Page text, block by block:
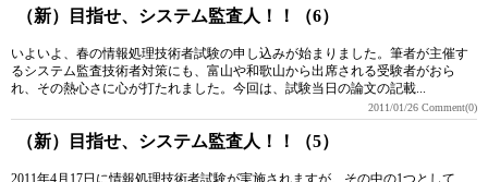
（新）目指せ、システム監査人！！（6）
いよいよ、春の情報処理技術者試験の申し込みが始まりました。筆者が主催す
るシステム監査技術者対策にも、富山や和歌山から出席される受験者がおら
れ、その熱心さに心が打たれました。今回は、試験当日の論文の記載...
2011/01/26 Comment(0)
（新）目指せ、システム監査人！！（5）
2011年4月17日に情報処理技術者試験が実施されますが、その中の1つとして